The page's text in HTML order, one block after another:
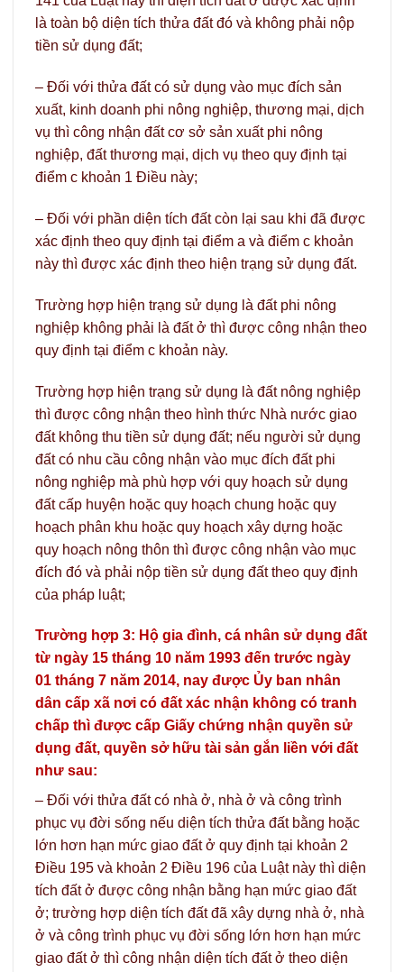
là toàn bộ diện tích thửa đất đó và không phải nộp
tiền sử dụng đất;
– Đối với thửa đất có sử dụng vào mục đích sản
xuất, kinh doanh phi nông nghiệp, thương mại, dịch
vụ thì công nhận đất cơ sở sản xuất phi nông
nghiệp, đất thương mại, dịch vụ theo quy định tại
điểm c khoản 1 Điều này;
– Đối với phần diện tích đất còn lại sau khi đã được
xác định theo quy định tại điểm a và điểm c khoản
này thì được xác định theo hiện trạng sử dụng đất.
Trường hợp hiện trạng sử dụng là đất phi nông
nghiệp không phải là đất ở thì được công nhận theo
quy định tại điểm c khoản này.
Trường hợp hiện trạng sử dụng là đất nông nghiệp
thì được công nhận theo hình thức Nhà nước giao
đất không thu tiền sử dụng đất; nếu người sử dụng
đất có nhu cầu công nhận vào mục đích đất phi
nông nghiệp mà phù hợp với quy hoạch sử dụng
đất cấp huyện hoặc quy hoạch chung hoặc quy
hoạch phân khu hoặc quy hoạch xây dựng hoặc
quy hoạch nông thôn thì được công nhận vào mục
đích đó và phải nộp tiền sử dụng đất theo quy định
của pháp luật;
Trường hợp 3: Hộ gia đình, cá nhân sử dụng đất
từ ngày 15 tháng 10 năm 1993 đến trước ngày
01 tháng 7 năm 2014, nay được Ủy ban nhân
dân cấp xã nơi có đất xác nhận không có tranh
chấp thì được cấp Giấy chứng nhận quyền sử
dụng đất, quyền sở hữu tài sản gắn liền với đất
như sau:
– Đối với thửa đất có nhà ở, nhà ở và công trình
phục vụ đời sống nếu diện tích thửa đất bằng hoặc
lớn hơn hạn mức giao đất ở quy định tại khoản 2
Điều 195 và khoản 2 Điều 196 của Luật này thì diện
tích đất ở được công nhận bằng hạn mức giao đất
ở; trường hợp diện tích đất đã xây dựng nhà ở, nhà
ở và công trình phục vụ đời sống lớn hơn hạn mức
giao đất ở thì công nhận diện tích đất ở theo diện